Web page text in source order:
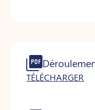
TÉLÉCHARGER